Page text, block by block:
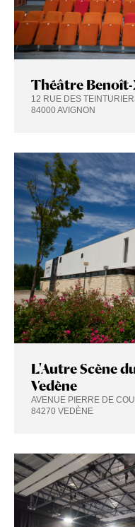
Théâtre
12 RUE DES
84000 AVIGNON
L'Autre Scène
Vedène
AVENUE PIERRE DE
84270 VEDÈNE